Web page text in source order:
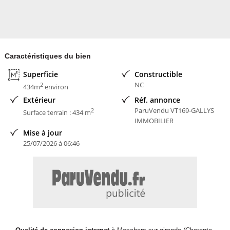
Caractéristiques du bien
Superficie
434m2environ
Constructible
NC
Extérieur
Surface terrain : 434 m2
Réf. annonce
ParuVendu VT169-GALLYS
IMMOBILIER
Mise à jour
25/07/2026 à 06:46